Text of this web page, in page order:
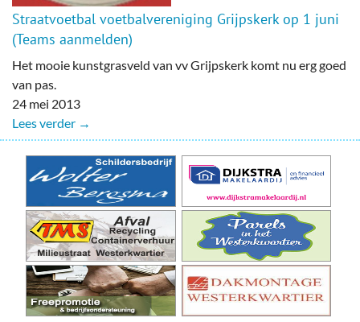
Straatvoetbal voetbalvereniging Grijpskerk op 1 juni
(Teams aanmelden)
Het mooie kunstgrasveld van vv Grijpskerk komt nu erg goed
van pas.
24 mei 2013
Lees verder →